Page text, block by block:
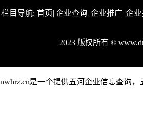
栏目导航: 首页| 企业查询| 企业推广| 企
2023 版权所有 ©
是一个提供五河企业信息查询